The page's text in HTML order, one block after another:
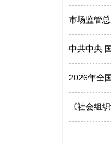
市场监管
中共中央
2026年全
《社会组